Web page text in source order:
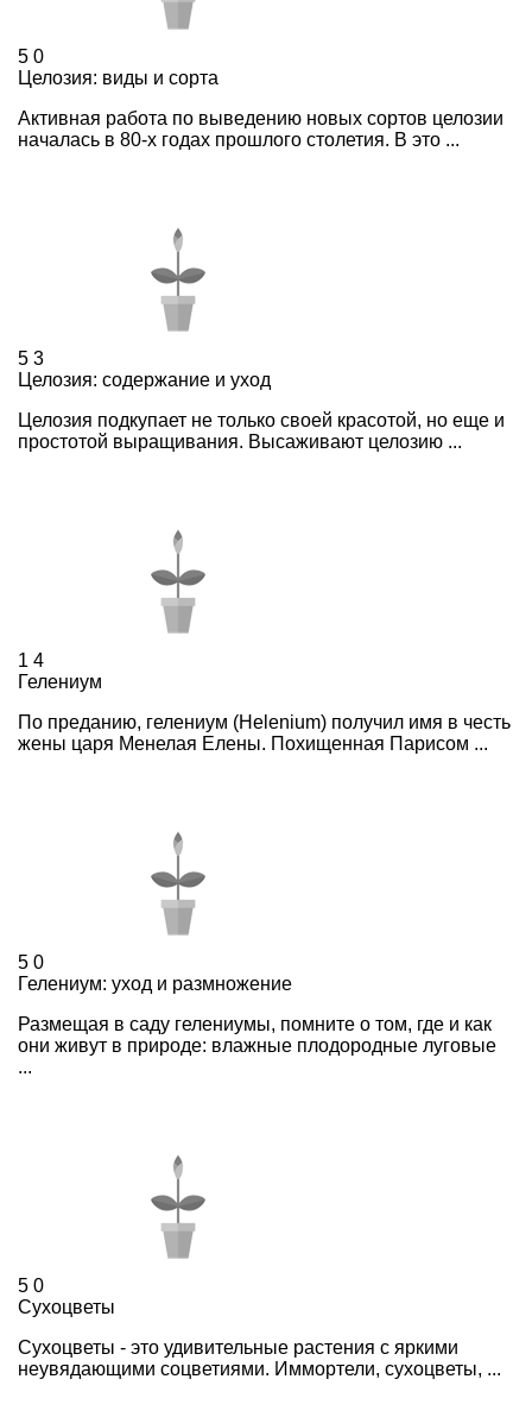
5 0
Целозия: виды и сорта
Активная работа по выведению новых сортов целозии
началась в 80-х годах прошлого столетия. В это ...
5 3
Целозия: содержание и уход
Целозия подкупает не только своей красотой, но еще и
простотой выращивания. Высаживают целозию ...
1 4
Гелениум
По преданию, гелениум (Helenium) получил имя в честь
жены царя Менелая Елены. Похищенная Парисом ...
5 0
Гелениум: уход и размножение
Размещая в саду гелениумы, помните о том, где и как
они живут в природе: влажные плодородные луговые
...
5 0
Сухоцветы
Сухоцветы - это удивительные растения с яркими
неувядающими соцветиями. Иммортели, сухоцветы, ...